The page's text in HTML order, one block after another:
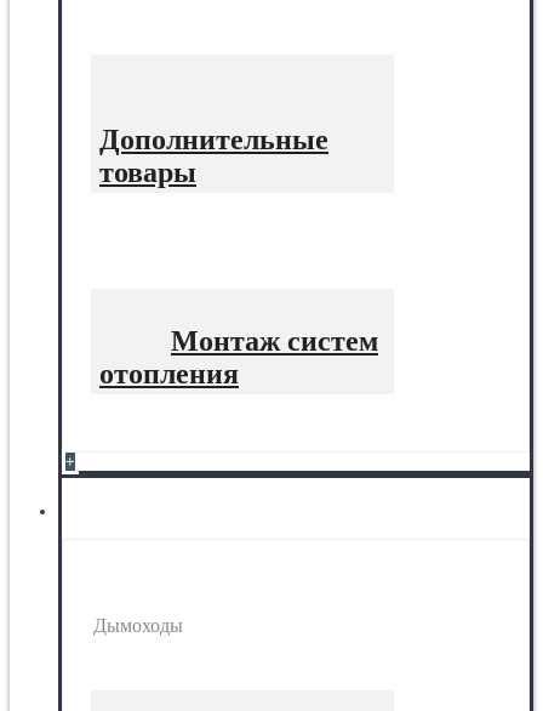
Дополнительные
товары
Монтаж систем
отопления
+
Дымоходы